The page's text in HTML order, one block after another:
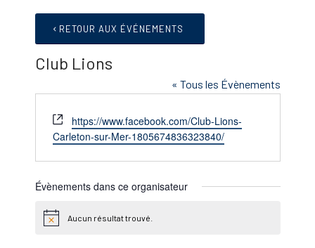
RETOUR AUX ÉVÉNEMENTS
Club Lions
« Tous les Évènements
Site
web
https://www.facebook.com/Club-Lions-
Carleton-sur-Mer-1805674836323840/
Évènements dans ce organisateur
NoticeAucun résultat trouvé.